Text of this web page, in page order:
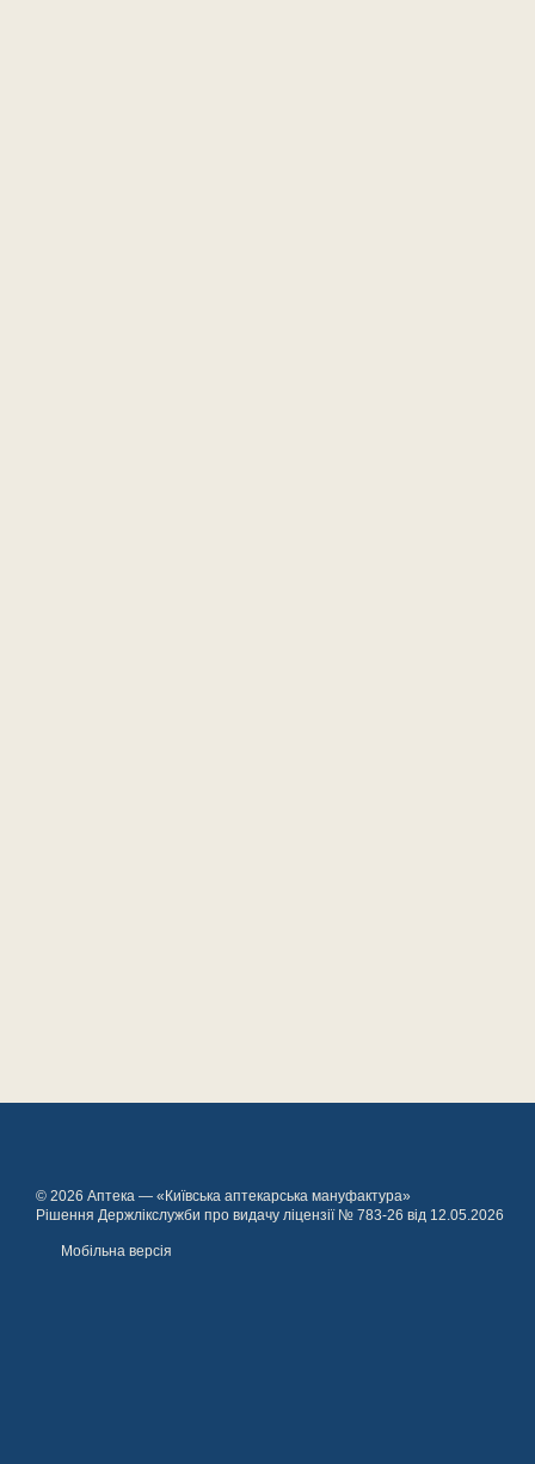
© 2026 Аптека — «Київська аптекарська мануфактура»
Рішення Держлікслужби про видачу ліцензії № 783-26 від 12.05.2026
Мобільна версія